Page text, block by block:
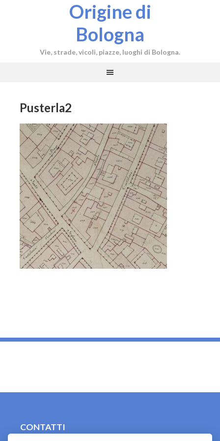
Origine di
Bologna
Vie, strade, vicoli, piazze, luoghi di Bologna.
Pusterla2
CONTATTI